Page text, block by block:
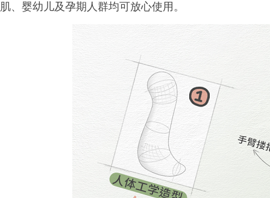
肌、婴幼儿及孕期人群均可放心使用。